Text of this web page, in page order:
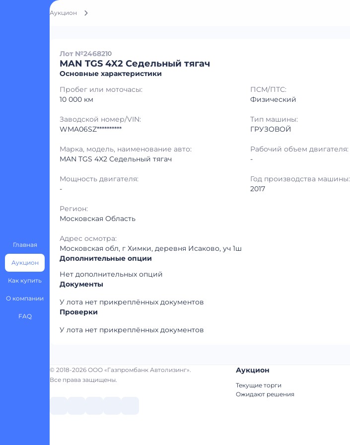
Главная
Аукцион
Как купить
О компании
FAQ
Аукцион
Лот №2468210
MAN TGS 4X2 Седельный тягач
Основные характеристики
Пробег или моточасы:
10 000 км
ПСМ/ПТС:
Физический
Заводской номер/VIN:
WMA06SZ**********
Тип машины:
ГРУЗОВОЙ
Марка, модель, наименование авто:
MAN TGS 4X2 Седельный тягач
Рабочий объем двигателя:
-
Мощность двигателя:
-
Год производства машины:
2017
Регион:
Московская Область
Адрес осмотра:
Московская обл, г Химки, деревня Исаково, уч 1ш
Дополнительные опции
Нет дополнительных опций
Документы
У лота нет прикреплённых документов
Проверки
У лота нет прикреплённых документов
© 2018-2026 ООО «Газпромбанк Автолизинг».
Все права защищены.
Аукцион
Текущие торги
Ожидают решения